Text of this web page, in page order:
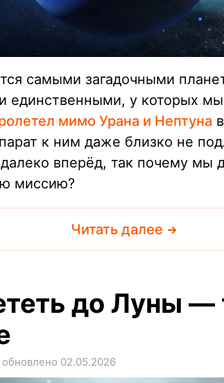
самыми загадочными
единственными, у которых
мимо Урана и Нептуна
к ним даже близко не
вперёд, так почему мы
миссию?
Читать далее
до Луны —
обновлено 02.05.2026